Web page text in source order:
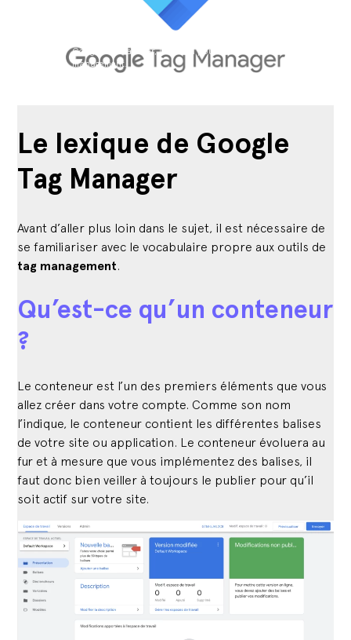
Google Tag Manager, l’outil n°1 pour faire du tag
management.
Le lexique de Google
Tag Manager
Avant d’aller plus loin dans le sujet, il est nécessaire de
se familiariser avec le vocabulaire propre aux outils de
tag management.
Qu’est-ce qu’un conteneur
?
Le conteneur est l’un des premiers éléments que vous
allez créer dans votre compte. Comme son nom
l’indique, le conteneur contient les différentes balises
de votre site ou application. Le conteneur évoluera au
fur et à mesure que vous implémentez des balises, il
faut donc bien veiller à toujours le publier pour qu’il
soit actif sur votre site.